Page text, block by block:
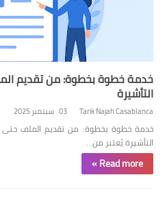
خدمة خطوة بخطوة: من تقديم
التأشيرة
Tarik Najah Casablanca 03 سبتمبر 2025
خدمة خطوة بخطوة: من تقديم الملف حتى
التأشيرة يُعتبر من…
Read more »